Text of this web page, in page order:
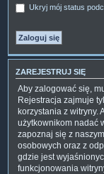
Ukryj mój status
ZAREJESTRUJ SIĘ
Aby zalogować się,
Rejestracja zajmuje
korzystania z witryny.
użytkownikom nadać
zapoznaj się z
osobowych oraz z
gdzie jest
funkcjonowania